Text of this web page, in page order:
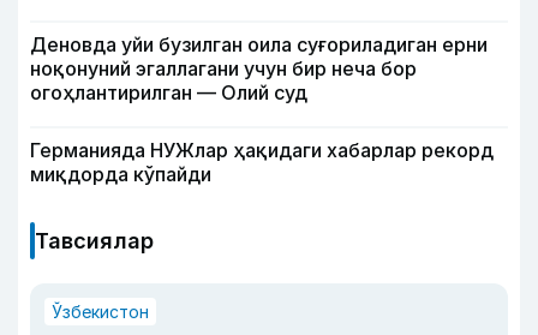
Деновда уйи бузилган оила суғориладиган ерни
ноқонуний эгаллагани учун бир неча бор
огоҳлантирилган — Олий суд
Германияда НУЖлар ҳақидаги хабарлар рекорд
миқдорда кўпайди
Тавсиялар
Ўзбекистон